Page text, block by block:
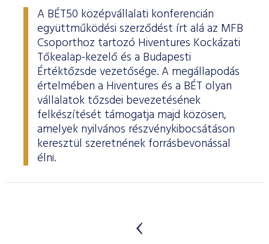
A BÉT50 középvállalati konferencián
együttműködési szerződést írt alá az MFB
Csoporthoz tartozó Hiventures Kockázati
Tőkealap-kezelő és a Budapesti
Értéktőzsde vezetősége. A megállapodás
értelmében a Hiventures és a BÉT olyan
vállalatok tőzsdei bevezetésének
felkészítését támogatja majd közösen,
amelyek nyilvános részvénykibocsátáson
keresztül szeretnének forrásbevonással
élni.